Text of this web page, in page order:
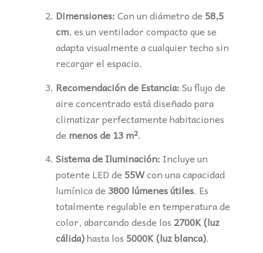
Dimensiones:Con un diámetro de 58,5
cm, es un ventilador compacto que se
adapta visualmente a cualquier techo sin
recargar el espacio.
Recomendación de Estancia:Su flujo de
aire concentrado está diseñado para
climatizar perfectamente habitaciones
de menos de 13 m².
Sistema de Iluminación: Incluye un
potente LED de 55Wcon una capacidad
lumínica de 3800 lúmenes útiles. Es
totalmente regulable en temperatura de
color, abarcando desde los 2700K (luz
cálida)hasta los 5000K (luz blanca).